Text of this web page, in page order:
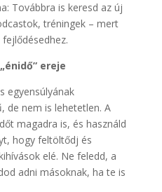
Továbbra is keresd az új
tréningek – mert
ereje
egyensúlyának
de nem is lehetetlen. A
magadra is, és használd
hogy feltöltődj és
elé. Ne feledd, a
adni másoknak, ha te is